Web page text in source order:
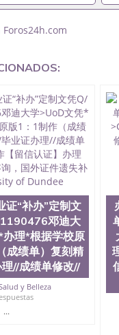
成绩单GPA分数
快速拿到国外文凭QQ
外国文凭在中国有
微信551190476国外硕
QQ微信551190476国外
国外文凭可找工作QQ微
国外编号查询
551190476网上购买真
外资格证书办理QQ微信
圣何塞州立大学（
州历史悠久的大学之
是一所位于加利福尼亚
元化学术氛围，杰出的
界各地的成百上千的海
力的高等教育机构，并
学排名中表现优异。其
学生大三和大四的学期
(CSU), 圣何塞州立大
于附近的旧金山-圣
学科，并有来自世界
术设计，和航空学等，
证“补办”定制文
邓迪大
理*根据学校原
成绩单）复刻精
//成绩单修改//
y Belleza
...